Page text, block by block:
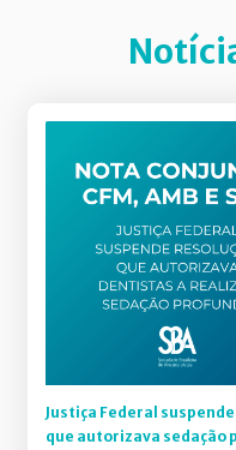
Justiça Federal
que autorizava sedação